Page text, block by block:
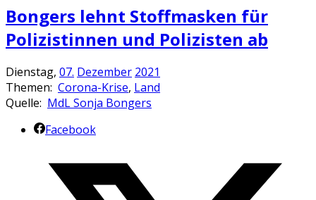
Bongers lehnt Stoffmasken für
Polizistinnen und Polizisten ab
Dienstag, 07. Dezember 2021
Themen: Corona-Krise, Land
Quelle: MdL Sonja Bongers
Facebook